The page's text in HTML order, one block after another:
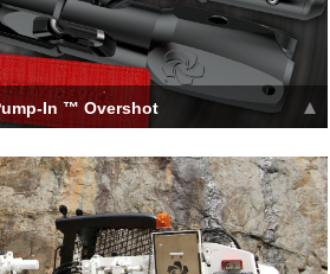
In ™ Overshot
sacatestigos, viajes parciales,